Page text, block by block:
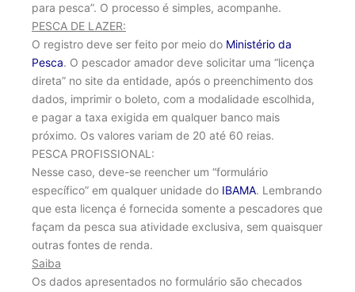
para pesca”. O processo é simples, acompanhe.
PESCA DE LAZER:
O registro deve ser feito por meio do Ministério da
Pesca. O pescador amador deve solicitar uma “licença
direta” no site da entidade, após o preenchimento dos
dados, imprimir o boleto, com a modalidade escolhida,
e pagar a taxa exigida em qualquer banco mais
próximo. Os valores variam de 20 até 60 reias.
PESCA PROFISSIONAL:
Nesse caso, deve-se reencher um “formulário
específico” em qualquer unidade do IBAMA. Lembrando
que esta licença é fornecida somente a pescadores que
façam da pesca sua atividade exclusiva, sem quaisquer
outras fontes de renda.
Saiba
Os dados apresentados no formulário são checados